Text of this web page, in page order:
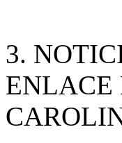
3.
ENLACE